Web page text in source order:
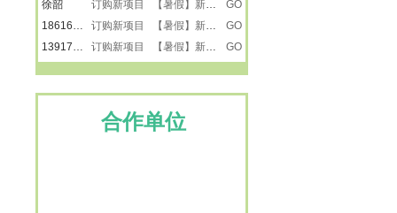
订购新项目 【暑假】新疆之南疆
GO
13917887615
订购新项目 【暑假】新疆之南疆
GO
13917887615
订购新项目 【暑假】新疆之南疆
GO
刘莹
订购新项目 走进远望号
GO
订购新项目 走进远望号
合作单位